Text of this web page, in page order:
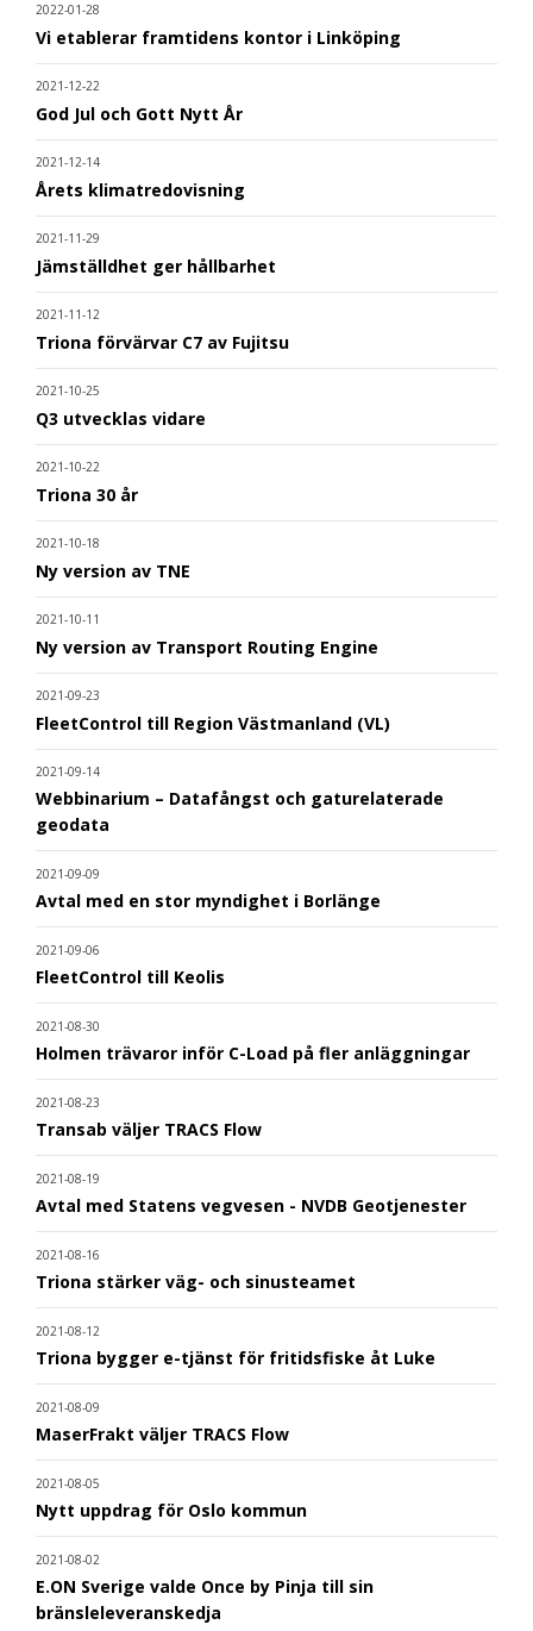
2022-01-28
Vi etablerar framtidens kontor i Linköping
2021-12-22
God Jul och Gott Nytt År
2021-12-14
Årets klimatredovisning
2021-11-29
Jämställdhet ger hållbarhet
2021-11-12
Triona förvärvar C7 av Fujitsu
2021-10-25
Q3 utvecklas vidare
2021-10-22
Triona 30 år
2021-10-18
Ny version av TNE
2021-10-11
Ny version av Transport Routing Engine
2021-09-23
FleetControl till Region Västmanland (VL)
2021-09-14
Webbinarium – Datafångst och gaturelaterade
geodata
2021-09-09
Avtal med en stor myndighet i Borlänge
2021-09-06
FleetControl till Keolis
2021-08-30
Holmen trävaror inför C-Load på fler anläggningar
2021-08-23
Transab väljer TRACS Flow
2021-08-19
Avtal med Statens vegvesen - NVDB Geotjenester
2021-08-16
Triona stärker väg- och sinusteamet
2021-08-12
Triona bygger e-tjänst för fritidsfiske åt Luke
2021-08-09
MaserFrakt väljer TRACS Flow
2021-08-05
Nytt uppdrag för Oslo kommun
2021-08-02
E.ON Sverige valde Once by Pinja till sin
bränsleleveranskedja